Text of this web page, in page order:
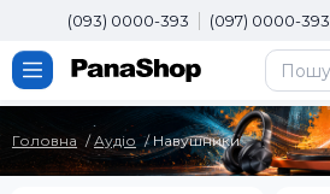
(093) 0000-393 (097) 0000-393
Головна Аудіо Навушники